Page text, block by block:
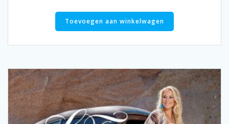
Toevoegen aan winkelwagen